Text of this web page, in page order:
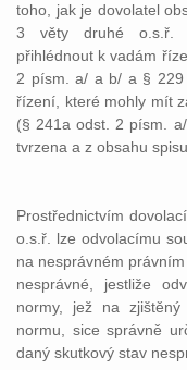
toho, jak je dovolatel
3 věty druhé o.s.ř.
přihlédnout k vadám
2 písm. a/ a b/ a § 229
řízení, které mohly mít
(§ 241a odst. 2 písm.
tvrzena a z obsahu
Prostřednictvím
o.s.ř. lze odvolacímu
na nesprávném
nesprávné, jestliže
normy, jež na
normu, sice správně
daný skutkový stav